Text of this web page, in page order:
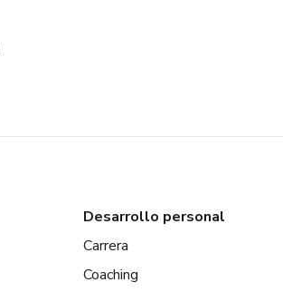
Desarrollo personal
Carrera
Coaching